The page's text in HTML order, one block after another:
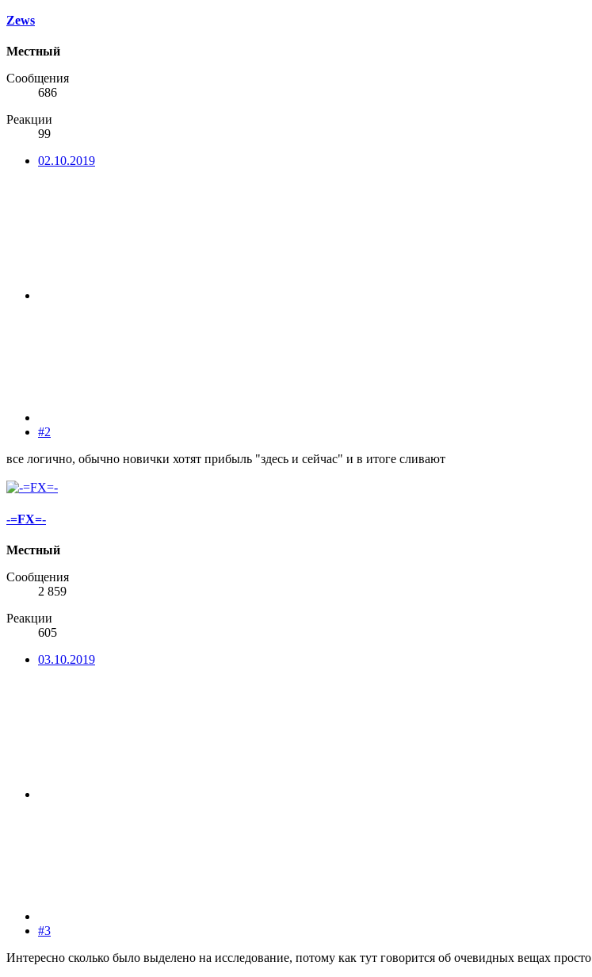
Zews
Местный
Сообщения
686
Реакции
99
02.10.2019
#2
все логично, обычно новички хотят прибыль "здесь и сейчас" и в итоге сливают
-=FX=-
Местный
Сообщения
2 859
Реакции
605
03.10.2019
#3
Интересно сколько было выделено на исследование, потому как тут говорится об очевидных вещах просто